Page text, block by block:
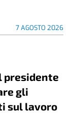
7 AGOSTO 2026
presidente
gli
sul lavoro